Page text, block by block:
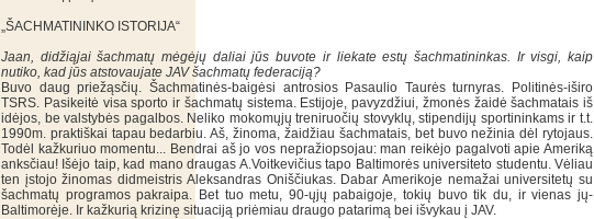
„ŠACHMATININKO ISTORIJA“
Jaan, didžiąjai šachmatų mėgėjų daliai jūs buvote ir liekate estų šachmatininkas. Ir visgi, kaip
nutiko, kad jūs atstovaujate JAV šachmatų federaciją?
Buvo daug priežąsčių. Šachmatinės-baigėsi antrosios Pasaulio Taurės turnyras. Politinės-iširo
TSRS. Pasikeitė visa sporto ir šachmatų sistema. Estijoje, pavyzdžiui, žmonės žaidė šachmatais iš
idėjos, be valstybės pagalbos. Neliko mokomųjų treniruočių stovyklų, stipendijų sportininkams ir t.t.
1990m. praktiškai tapau bedarbiu. Aš, žinoma, žaidžiau šachmatais, bet buvo nežinia dėl rytojaus.
Todėl kažkuriuo momentu... Bendrai aš jo vos nepražiopsojau: man reikėjo pagalvoti apie Ameriką
anksčiau! Išėjo taip, kad mano draugas A.Voitkevičius tapo Baltimorės universiteto studentu. Vėliau
ten įstojo žinomas didmeistris Aleksandras Oniščiukas. Dabar Amerikoje nemažai universitetų su
šachmatų programos pakraipa. Bet tuo metu, 90-ųjų pabaigoje, tokių buvo tik du, ir vienas jų-
Baltimorėje. Ir kažkurią krizinę situaciją priėmiau draugo patarimą bei išvykau į JAV.